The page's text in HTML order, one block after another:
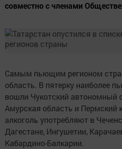
совместно с членами
Самым пьющим регионом
область. В пятерку наиболее
вошли Чукотский автономный
Амурская область и Пермский
алкоголь употребляют в
Дагестане, Ингушетии,
Кабардино-Балкарии.